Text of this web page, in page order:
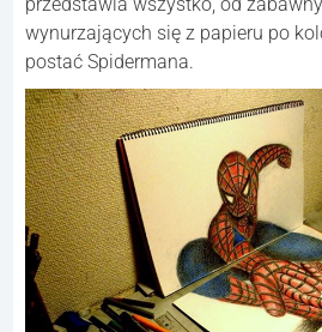
przedstawia wszystko, od
wynurzających się z papieru po
postać Spidermana.